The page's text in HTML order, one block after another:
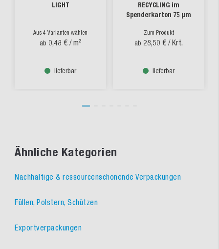
LIGHT
Aus 4 Varianten wählen
ab 0,48 € / m²
lieferbar
RECYCLING im
Spenderkarton 75 µm
Zum Produkt
ab 28,50 € / Krt.
lieferbar
Ähnliche Kategorien
Nachhaltige & ressourcenschonende Verpackungen
Füllen, Polstern, Schützen
Exportverpackungen